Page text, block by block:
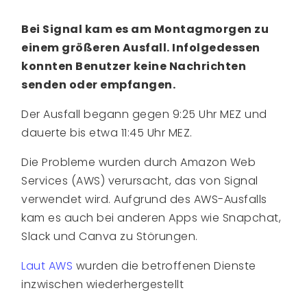
Bei Signal kam es am Montagmorgen zu
einem größeren Ausfall. Infolgedessen
konnten Benutzer keine Nachrichten
senden oder empfangen.
Der Ausfall begann gegen 9:25 Uhr MEZ und
dauerte bis etwa 11:45 Uhr MEZ.
Die Probleme wurden durch Amazon Web
Services (AWS) verursacht, das von Signal
verwendet wird. Aufgrund des AWS-Ausfalls
kam es auch bei anderen Apps wie Snapchat,
Slack und Canva zu Störungen.
Laut AWS wurden die betroffenen Dienste
inzwischen wiederhergestellt